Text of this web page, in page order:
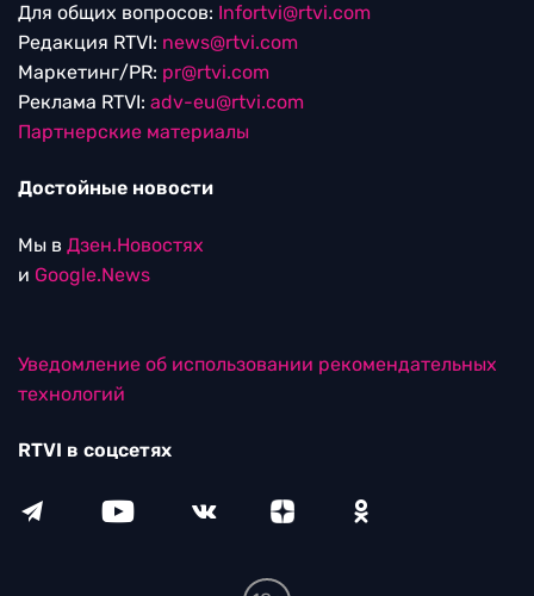
Для общих вопросов: Infortvi@rtvi.com
Редакция RTVI: news@rtvi.com
Маркетинг/PR: pr@rtvi.com
Реклама RTVI: adv-eu@rtvi.com
Партнерские материалы
Достойные новости
Мы в Дзен.Новостях
и Google.News
Уведомление об использовании рекомендательных
технологий
RTVI в соцсетях